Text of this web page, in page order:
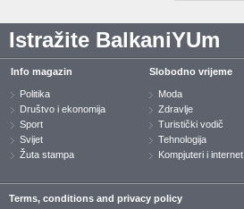
Istražite BalkaniYUm
Info magazin
Politika
Društvo i ekonomija
Sport
Svijet
Žuta stampa
Slobodno vrijeme
Moda
Zdravlje
Turistički vodič
Tehnologija
Kompjuteri i internet
Terms, conditions and privacy policy